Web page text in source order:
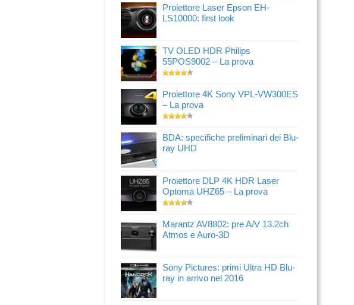
Proiettore Laser Epson EH-
LS10000: first look
TV OLED HDR Philips
55POS9002 – La prova
Proiettore 4K Sony VPL-VW300ES
– La prova
BDA: specifiche preliminari dei Blu-
ray UHD
Proiettore DLP 4K HDR Laser
Optoma UHZ65 – La prova
Marantz AV8802: pre A/V 13.2ch
Atmos e Auro-3D
Sony Pictures: primi Ultra HD Blu-
ray in arrivo nel 2016